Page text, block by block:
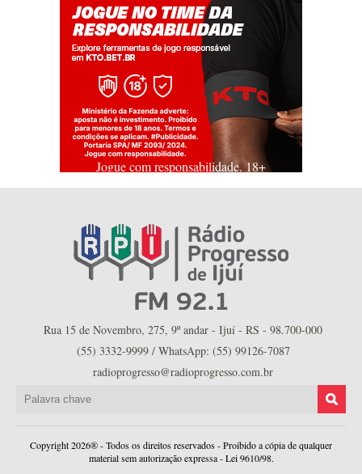
Jogue com responsabilidade. 18+
Rua 15 de Novembro, 275, 9º andar - Ijuí - RS - 98.700-000
(55) 3332-9999 / WhatsApp: (55) 99126-7087
radioprogresso@radioprogresso.com.br
Copyright 2026® - Todos os direitos reservados - Proibido a cópia de qualquer
material sem autorização expressa - Lei 9610/98.